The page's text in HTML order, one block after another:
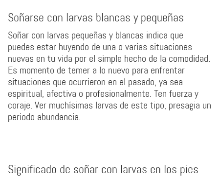
Soñarse con larvas blancas y pequeñas
Soñar con larvas pequeñas y blancas indica que
puedes estar huyendo de una o varias situaciones
nuevas en tu vida por el simple hecho de la comodidad.
Es momento de temer a lo nuevo para enfrentar
situaciones que ocurrieron en el pasado, ya sea
espiritual, afectiva o profesionalmente. Ten fuerza y
coraje. Ver muchísimas larvas de este tipo, presagia un
periodo abundancia.
Significado de soñar con larvas en los pies